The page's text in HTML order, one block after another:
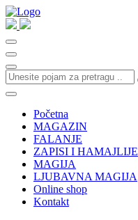
Početna
MAGAZIN
FALANJE
ZAPISI I HAMAJLIJE
MAGIJA
LJUBAVNA MAGIJA
Online shop
Kontakt